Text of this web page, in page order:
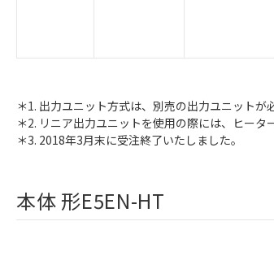
＊1. 出力ユニット方式は、別売の出力ユニットが
＊2. リニア出力ユニットを使用の際には、ヒータ
＊3. 2018年3月末に受注終了いたしました。
本体 形E5EN-HT